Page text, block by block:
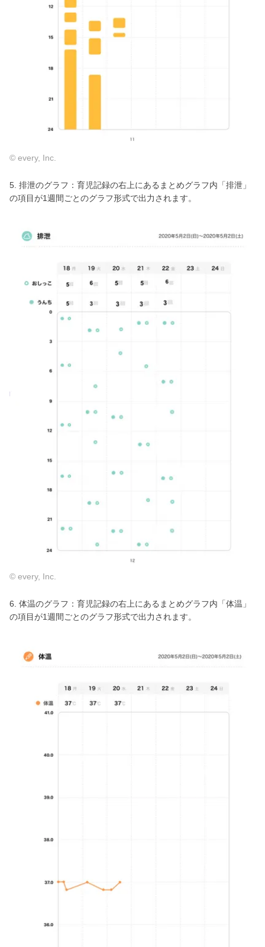
© every, Inc.
5. 排泄のグラフ：育児記録の右上にあるまとめグラフ内「排泄」
の項目が1週間ごとのグラフ形式で出力されます。
© every, Inc.
6. 体温のグラフ：育児記録の右上にあるまとめグラフ内「体温」
の項目が1週間ごとのグラフ形式で出力されます。